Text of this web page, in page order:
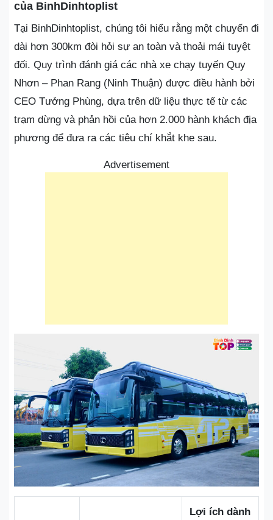
của BinhDinhtoplist
Tại BinhDinhtoplist, chúng tôi hiểu rằng một chuyến đi
dài hơn 300km đòi hỏi sự an toàn và thoải mái tuyệt
đối. Quy trình đánh giá các nhà xe chạy tuyến Quy
Nhơn – Phan Rang (Ninh Thuận) được điều hành bởi
CEO Tưởng Phùng, dựa trên dữ liệu thực tế từ các
trạm dừng và phản hồi của hơn 2.000 hành khách địa
phương để đưa ra các tiêu chí khắt khe sau.
Advertisement
Lợi ích dành